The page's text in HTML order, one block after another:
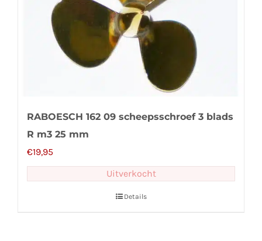
RABOESCH 162 09 scheepsschroef 3 blads
R m3 25 mm
€19,95
Uitverkocht
Details